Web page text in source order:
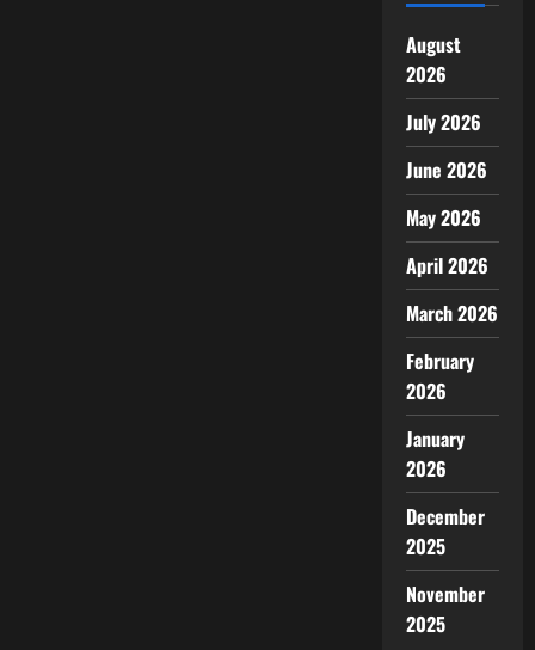
August
2026
July 2026
June 2026
May 2026
April 2026
March 2026
February
2026
January
2026
December
2025
November
2025